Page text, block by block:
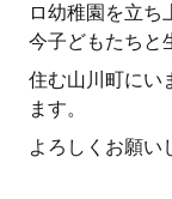
ロ幼稚園を立ち
今子どもたちと
住む山川町にい
ます。
よろしくお願い